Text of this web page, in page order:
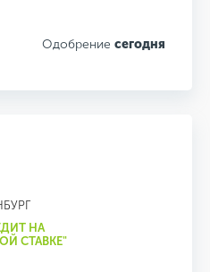
Одобрение сегодня
НА
СТАВКЕ"